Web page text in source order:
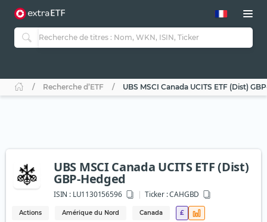
Recherche d’ETF UBS MSCI Canada UCITS ETF (Dist)
UBS MSCI Canada UCITS ETF (Dist)
GBP-Hedged
ISIN :LU1130156596 Ticker :CAHGBD
Actions Amérique du Nord Canada £